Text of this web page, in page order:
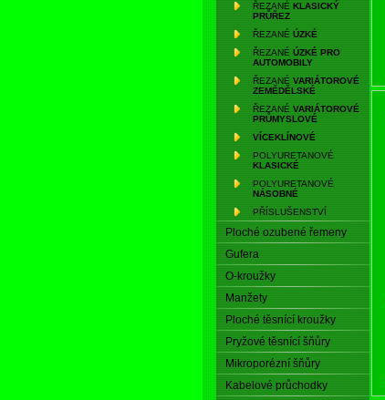
ŘEZANÉ KLASICKÝ
PRŮŘEZ
ŘEZANÉ ÚZKÉ
ŘEZANÉ ÚZKÉ PRO
AUTOMOBILY
ŘEZANÉ VARIÁTOROVÉ
ZEMĚDĚLSKÉ
ŘEZANÉ VARIÁTOROVÉ
PRŮMYSLOVÉ
VÍCEKLÍNOVÉ
POLYURETANOVÉ
KLASICKÉ
POLYURETANOVÉ
NÁSOBNÉ
PŘÍSLUŠENSTVÍ
Ploché ozubené řemeny
Gufera
O-kroužky
Manžety
Ploché těsnící kroužky
Pryžové těsnící šňůry
Mikroporézní šňůry
Kabelové průchodky